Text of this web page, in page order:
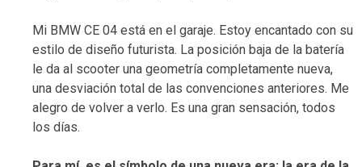
Mi BMW CE 04 está en el garaje. Estoy encantado con su
estilo de diseño futurista. La posición baja de la batería
le da al scooter una geometría completamente nueva,
una desviación total de las convenciones anteriores. Me
alegro de volver a verlo. Es una gran sensación, todos
los días.